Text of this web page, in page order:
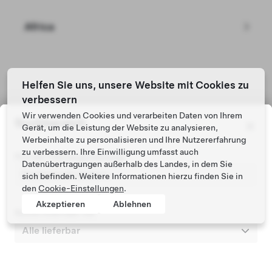
Africa
Tesla © 2026
Datenschutz u. Rechtsgrundlagen
Suchbereich
PLZ der Fahrzeugzulassung
Helfen Sie uns, unsere Website mit Cookies zu
verbessern
Wir verwenden Cookies und verarbeiten Daten von Ihrem
Gerät, um die Leistung der Website zu analysieren,
Werbeinhalte zu personalisieren und Ihre Nutzererfahrung
zu verbessern. Ihre Einwilligung umfasst auch
Datenübertragungen außerhalb des Landes, in dem Sie
sich befinden. Weitere Informationen hierzu finden Sie in
den Cookie-Einstellungen.
Akzeptieren
Ablehnen